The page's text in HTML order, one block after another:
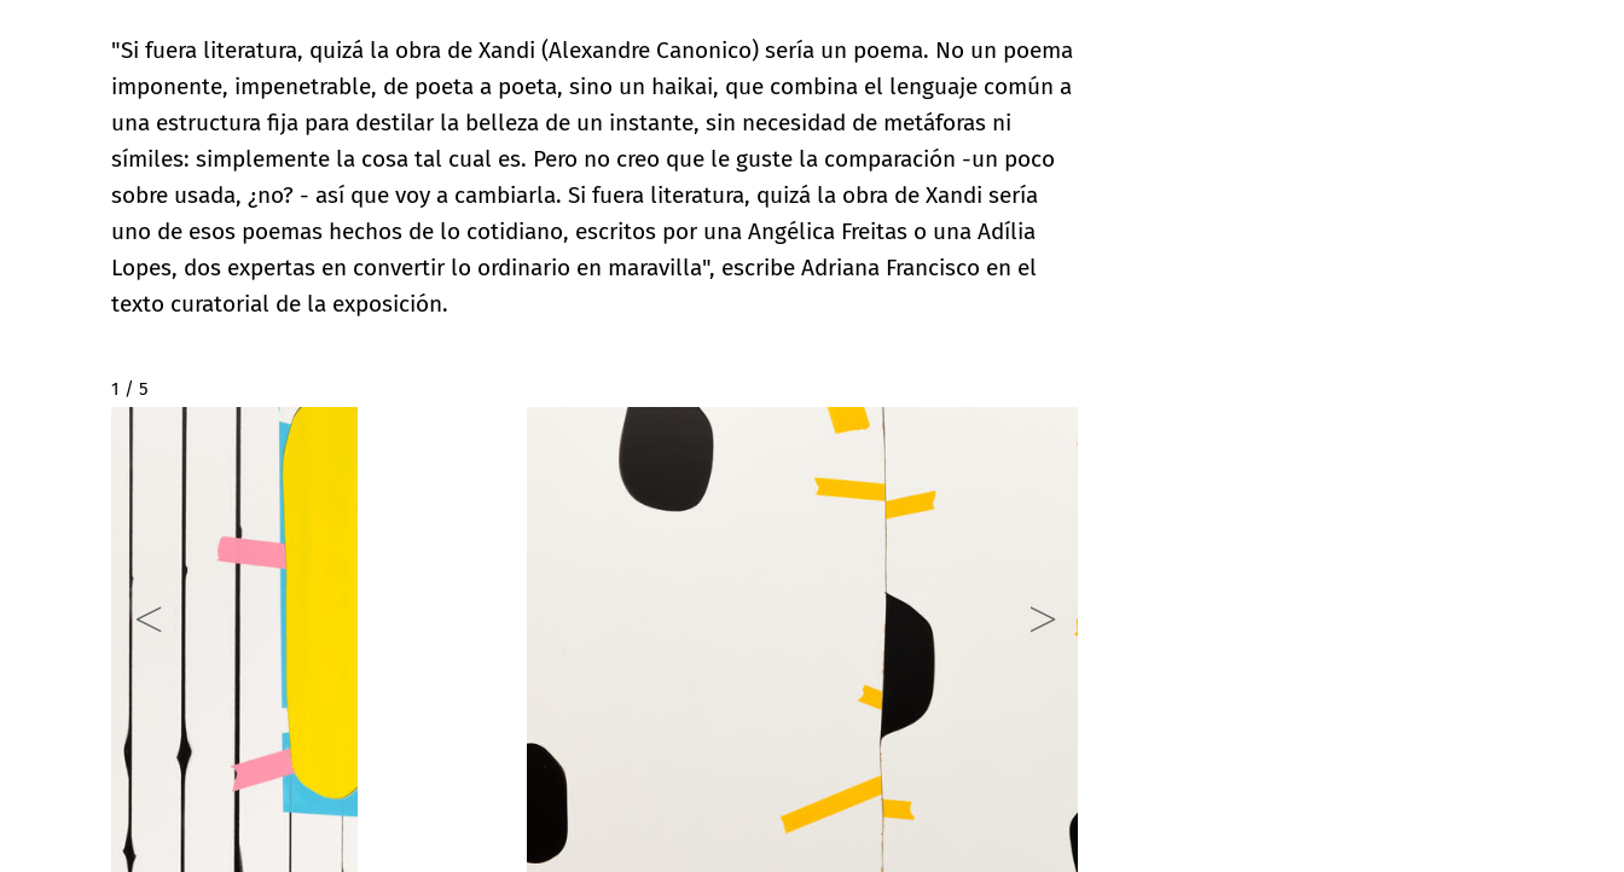
"Si fuera literatura, quizá la obra de Xandi (Alexandre Canonico) sería un poema. No un poema
imponente, impenetrable, de poeta a poeta, sino un haikai, que combina el lenguaje común a
una estructura fija para destilar la belleza de un instante, sin necesidad de metáforas ni
símiles: simplemente la cosa tal cual es. Pero no creo que le guste la comparación -un poco
sobre usada, ¿no? - así que voy a cambiarla. Si fuera literatura, quizá la obra de Xandi sería
uno de esos poemas hechos de lo cotidiano, escritos por una Angélica Freitas o una Adília
Lopes, dos expertas en convertir lo ordinario en maravilla", escribe Adriana Francisco en el
texto curatorial de la exposición.
2 / 5